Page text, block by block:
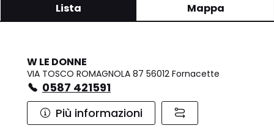
Lista Mappa
W LE DONNE
VIA TOSCO ROMAGNOLA 87 56012 Fornacette
0587 421591
Più informazioni